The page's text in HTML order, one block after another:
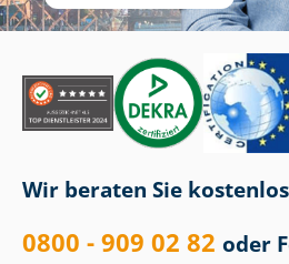
Wir beraten Sie
0800 - 909 02 82 oder